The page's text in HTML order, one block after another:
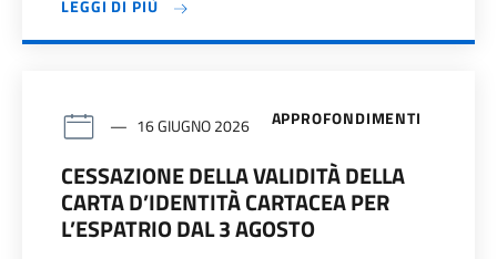
LEGGI DI PIÙ
APPROFONDIMENTI
16 GIUGNO 2026
CESSAZIONE DELLA VALIDITÀ DELLA
CARTA D’IDENTITÀ CARTACEA PER
L’ESPATRIO DAL 3 AGOSTO